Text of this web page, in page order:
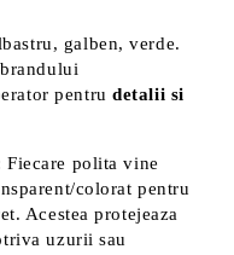
galben, verde.
pentrudetalii si
Fiecare polita vine
colorat pentru
Acestea protejeaza
uzurii sau